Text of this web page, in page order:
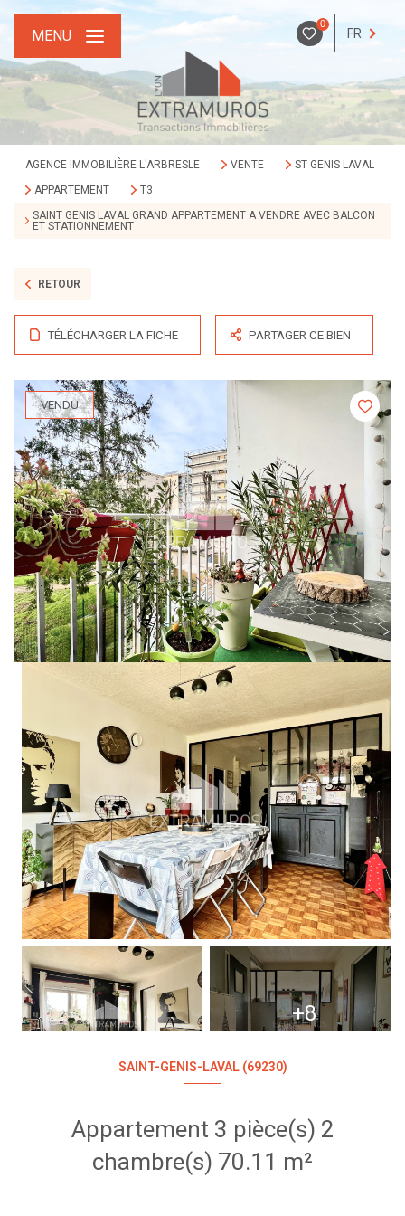
0
FR
MENU
AGENCE IMMOBILIÈRE L'ARBRESLE VENTE
ST GENIS LAVAL
APPARTEMENT
T3
SAINT GENIS LAVAL GRAND APPARTEMENT A VENDRE AVEC BALCON
ET STATIONNEMENT
RETOUR
TÉLÉCHARGER LA FICHE PARTAGER CE BIEN
VENDU
+8
SAINT-GENIS-LAVAL (69230)
Appartement 3 pièce(s) 2
chambre(s) 70.11 m²